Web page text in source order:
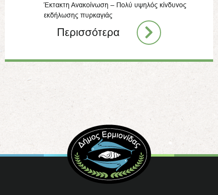
Έκτακτη Ανακοίνωση – Πολύ υψηλός κίνδυνος
εκδήλωσης πυρκαγιάς
Περισσότερα